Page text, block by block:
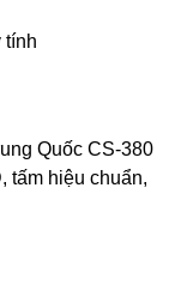
tính
Quốc CS-380
tấm hiệu chuẩn,